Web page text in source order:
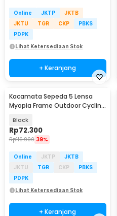
Online JKTP
JKTB
JKTU
TGR CKP
PBKS
PDPK
Lihat Ketersediaan Stok
+ Keranjang
Kacamata Sepeda 5 Lensa
Myopia Frame Outdoor Cycling
Black
Rp72.300
Rp116.900 39%
Online JKTP
JKTB
JKTU
TGR CKP
PBKS
PDPK
Lihat Ketersediaan Stok
+ Keranjang